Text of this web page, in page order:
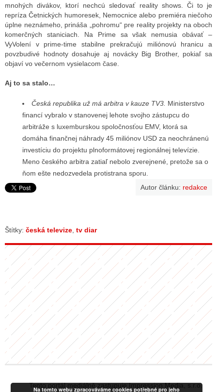
mnohých divákov, ktorí nechcú sledovať reality shows. Či to je
repríza Četnických humoresek, Nemocnice alebo premiéra niečoho
úplne neznámeho, prináša „pohromu“ pre reality projekty na oboch
komerčných staniciach. Na Prime sa však nemusia obávať –
VyVolení v prime-time stabilne prekračujú miliónovú hranicu a
povzbudivé hodnoty dosahuje aj novácky Big Brother, pokiaľ sa
objaví vo večernom vysielacom čase.
Aj to sa stalo…
Česká republika už má arbitra v kauze TV3. Ministerstvo
financí vybralo v stanovenej lehote svojho zástupcu do
arbitráže s luxemburskou spoločnosťou EMV, ktorá sa
domáha finančnej náhrady 45 miliónov USD za neochránenú
investíciu do projektu plnoformátovej regionálnej televízie.
Meno českého arbitra zatiaľ nebolo zverejnené, pretože sa o
ňom ešte nedozvedela protistrana sporu.
Autor článku: redakce
Štítky: česká televize tv diar
Tento portál mediálně zastupuje Impression Media, s.r.o.
Na tomto webu zpracováváme cookies potřebné pro jeho